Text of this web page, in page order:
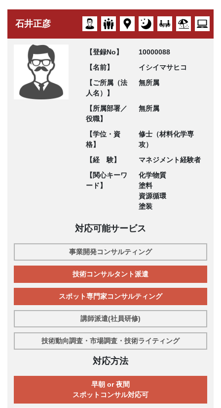
石井正彦
【登録No】
10000088
【名前】
イシイマサヒコ
【ご所属（法
人名）】
無所属
【所属部署／
役職】
無所属
【学位・資
格】
修士（材料化学専
攻）
【経 験】
マネジメント経験者
【関心キーワ
ード】
化学物質
塗料
資源循環
塗装
対応可能サービス
事業開発コンサルティング
技術コンサルタント派遣
スポット専門家コンサルティング
講師派遣(社員研修)
技術動向調査・市場調査・技術ライティング
対応方法
早朝 or 夜間
スポットコンサル対応可